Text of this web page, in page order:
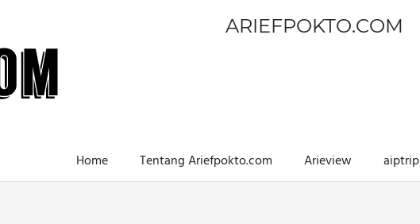
ARIEFPOKTO.COM
Home Tentang Ariefpokto.com Arieview aiptrip